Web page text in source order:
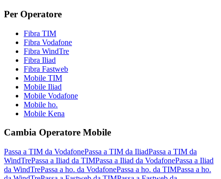
Per Operatore
Fibra TIM
Fibra Vodafone
Fibra WindTre
Fibra Iliad
Fibra Fastweb
Mobile TIM
Mobile Iliad
Mobile Vodafone
Mobile ho.
Mobile Kena
Cambia Operatore Mobile
Passa a TIM da VodafonePassa a TIM da IliadPassa a TIM da
WindTrePassa a Iliad da TIMPassa a Iliad da VodafonePassa a Iliad
da WindTrePassa a ho. da VodafonePassa a ho. da TIMPassa a ho.